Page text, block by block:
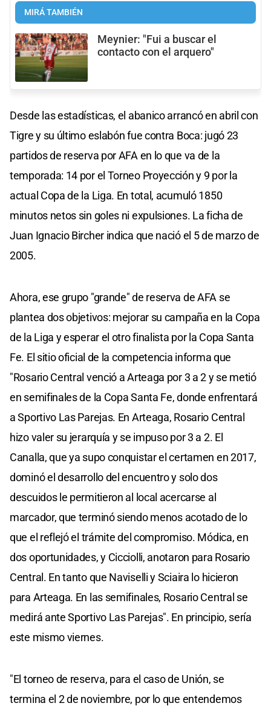
MIRÁ TAMBIÉN
Meynier: "Fui a buscar el
contacto con el arquero"
Desde las estadísticas, el abanico arrancó en abril con
Tigre y su último eslabón fue contra Boca: jugó 23
partidos de reserva por AFA en lo que va de la
temporada: 14 por el Torneo Proyección y 9 por la
actual Copa de la Liga. En total, acumuló 1850
minutos netos sin goles ni expulsiones. La ficha de
Juan Ignacio Bircher indica que nació el 5 de marzo de
2005.
Ahora, ese grupo "grande" de reserva de AFA se
plantea dos objetivos: mejorar su campaña en la Copa
de la Liga y esperar el otro finalista por la Copa Santa
Fe. El sitio oficial de la competencia informa que
"Rosario Central venció a Arteaga por 3 a 2 y se metió
en semifinales de la Copa Santa Fe, donde enfrentará
a Sportivo Las Parejas. En Arteaga, Rosario Central
hizo valer su jerarquía y se impuso por 3 a 2. El
Canalla, que ya supo conquistar el certamen en 2017,
dominó el desarrollo del encuentro y solo dos
descuidos le permitieron al local acercarse al
marcador, que terminó siendo menos acotado de lo
que el reflejó el trámite del compromiso. Módica, en
dos oportunidades, y Cicciolli, anotaron para Rosario
Central. En tanto que Naviselli y Sciaira lo hicieron
para Arteaga. En las semifinales, Rosario Central se
medirá ante Sportivo Las Parejas". En principio, sería
este mismo viernes.
"El torneo de reserva, para el caso de Unión, se
termina el 2 de noviembre, por lo que entendemos